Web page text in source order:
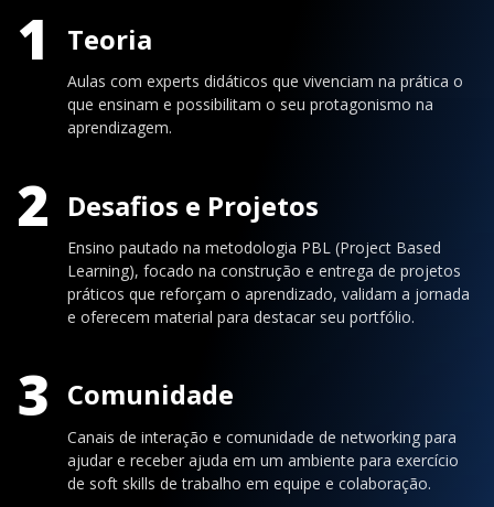
1 Teoria
Aulas com experts didáticos que vivenciam na prática o
que ensinam e possibilitam o seu protagonismo na
aprendizagem.
2 Desafios e Projetos
Ensino pautado na metodologia PBL (Project Based
Learning), focado na construção e entrega de projetos
práticos que reforçam o aprendizado, validam a jornada
e oferecem material para destacar seu portfólio.
3 Comunidade
Canais de interação e comunidade de networking para
ajudar e receber ajuda em um ambiente para exercício
de soft skills de trabalho em equipe e colaboração.